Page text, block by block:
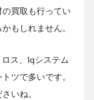
買取も行ってい
もしれません。
ス、Iqシステム
ツで多いです。
いね。